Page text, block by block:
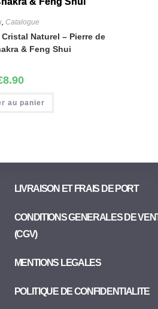
,Catalogue
Naturel – Pierre de
& Feng Shui
8.90
au panier
LIVRAISON ET FRAIS DE PORT
CONDITIONS GENERALES DE
(CGV)
MENTIONS LEGALES
POLITIQUE DE CONFIDENTIALITE